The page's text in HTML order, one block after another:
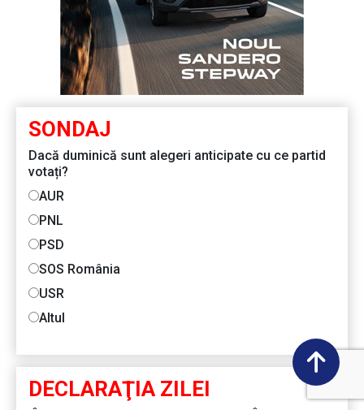
SONDAJ
Dacă duminică sunt alegeri anticipate cu ce partid
votați?
AUR
PNL
PSD
SOS România
USR
Altul
DECLARAŢIA ZILEI